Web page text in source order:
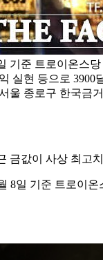
기준 트로이온스
실현 등으로 3900
울 종로구 한국금
금값이 사상 최고
8일 기준 트로이